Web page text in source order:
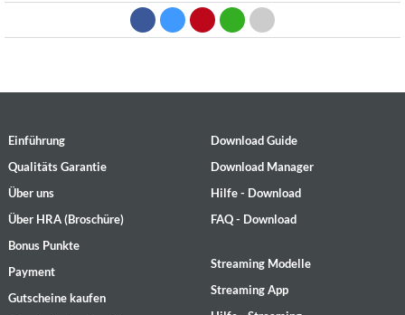
Einführung
Qualitäts Garantie
Über uns
Über HRA (Broschüre)
Bonus Punkte
Payment
Gutscheine kaufen
Download Guide
Download Manager
Hilfe - Download
FAQ - Download
Streaming Modelle
Streaming App